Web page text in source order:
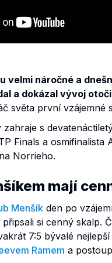
velmi náročné a
a dokázal vývoj
světa první vzájemné
s
Finals a
Norrieho.
mají
Menšík den po
si cenný skalp.
7:5 bývalé
Ramem a